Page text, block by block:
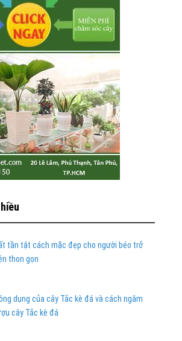
tần tật cách mặc đẹp cho người béo trở
thon gọn
dụng của cây Tắc kè đá và cách ngâm
cây Tắc kè đá